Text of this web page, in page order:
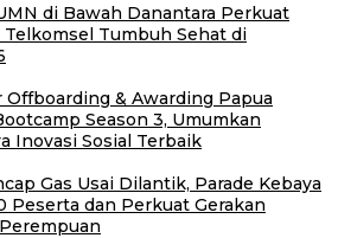
di Bawah Danantara Perkuat
Telkomsel Tumbuh Sehat di
Offboarding & Awarding Papua
Season 3, Umumkan
Inovasi Sosial Terbaik
Gas Usai Dilantik, Parade Kebaya
Peserta dan Perkuat Gerakan